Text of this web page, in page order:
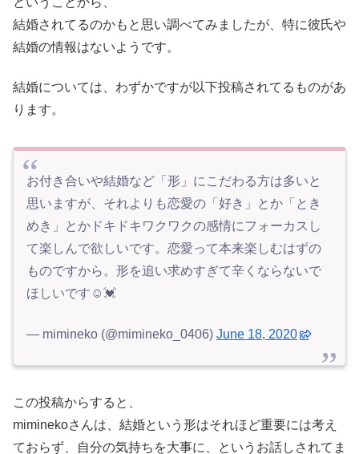
結婚されてるのかもと思い調べてみましたが、特に彼氏や
結婚の情報はないようです。
結婚については、わずかですが以下投稿されてるものがあ
ります。
お付き合いや結婚など「形」にこだわる方は多いと
思いますが、それよりも恋愛の「好き」とか「とき
めき」とかドキドキワクワクの感情にフォーカスし
て楽しんで欲しいです。恋愛って本来楽しむはずの
ものですから。形を追い求めすぎて辛くならないで
ほしいです☺️💓
— mimineko (@mimineko_0406) June 18, 2020
この投稿からすると、
miminekoさんは、結婚という形はそれほど重要には考え
ておらず、自分の気持ちを大事に、というお話しされてま